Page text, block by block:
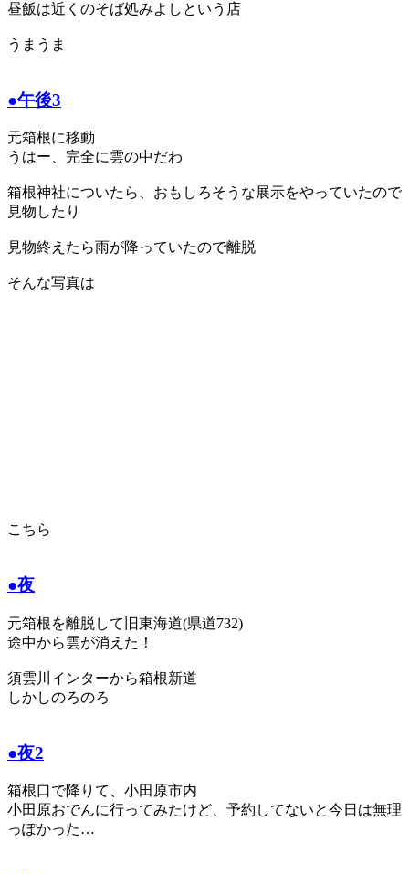
昼飯は近くのそば処みよしという店
うまうま
●午後3
元箱根に移動
うはー、完全に雲の中だわ
箱根神社についたら、おもしろそうな展示をやっていたので
見物したり
見物終えたら雨が降っていたので離脱
そんな写真は
こちら
●夜
元箱根を離脱して旧東海道(県道732)
途中から雲が消えた！
須雲川インターから箱根新道
しかしのろのろ
●夜2
箱根口で降りて、小田原市内
小田原おでんに行ってみたけど、予約してないと今日は無理
っぽかった…